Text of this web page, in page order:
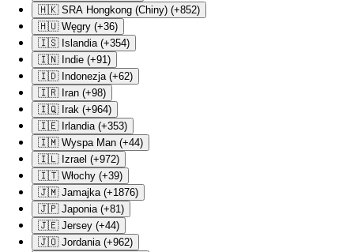
🇭🇰 SRA Hongkong (Chiny) (+852)
🇭🇺 Węgry (+36)
🇮🇸 Islandia (+354)
🇮🇳 Indie (+91)
🇮🇩 Indonezja (+62)
🇮🇷 Iran (+98)
🇮🇶 Irak (+964)
🇮🇪 Irlandia (+353)
🇮🇲 Wyspa Man (+44)
🇮🇱 Izrael (+972)
🇮🇹 Włochy (+39)
🇯🇲 Jamajka (+1876)
🇯🇵 Japonia (+81)
🇯🇪 Jersey (+44)
🇯🇴 Jordania (+962)